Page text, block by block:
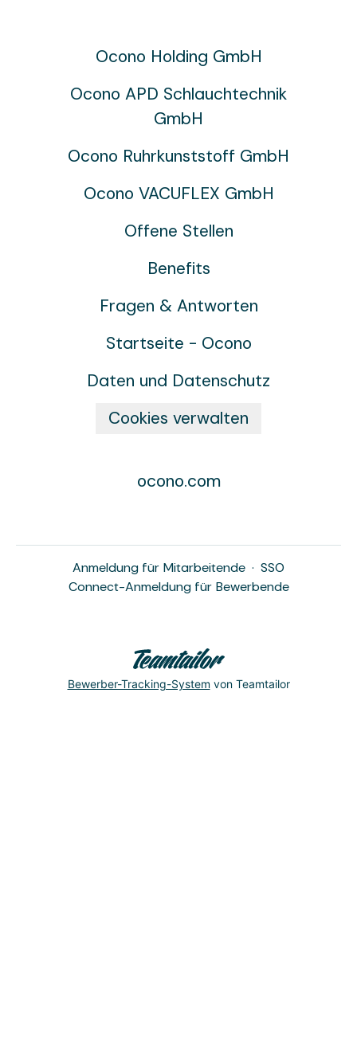
Ocono Holding GmbH
Ocono APD Schlauchtechnik
GmbH
Ocono Ruhrkunststoff GmbH
Ocono VACUFLEX GmbH
Offene Stellen
Benefits
Fragen & Antworten
Startseite - Ocono
Daten und Datenschutz
Cookies verwalten
ocono.com
Anmeldung für Mitarbeitende · SSO
Connect-Anmeldung für Bewerbende
Bewerber-Tracking-System von Teamtailor